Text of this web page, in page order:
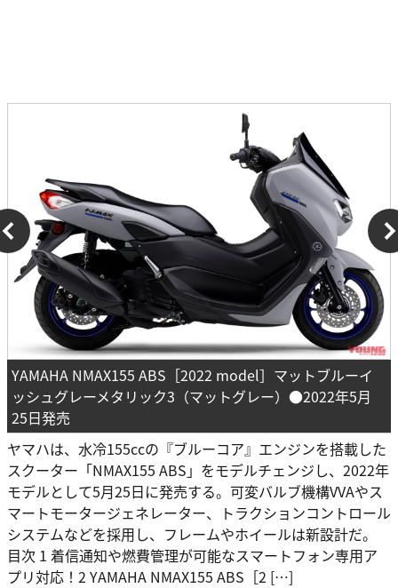
YAMAHA NMAX155 ABS［2022 model］マットブルーイ
ッシュグレーメタリック3（マットグレー）●2022年5月
25日発売
ヤマハは、水冷155ccの『ブルーコア』エンジンを搭載した
スクーター「NMAX155 ABS」をモデルチェンジし、2022年
モデルとして5月25日に発売する。可変バルブ機構VVAやス
マートモータージェネレーター、トラクションコントロール
システムなどを採用し、フレームやホイールは新設計だ。
目次 1 着信通知や燃費管理が可能なスマートフォン専用ア
プリ対応！2 YAMAHA NMAX155 ABS［2 […]